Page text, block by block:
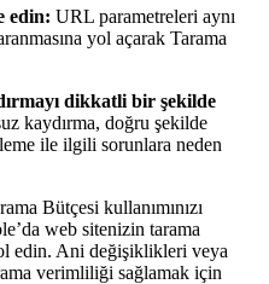
edin: URL parametreleri aynı
yol açarak Tarama
dikkatli bir şekilde
kaydırma, doğru şekilde
ile ilgili sorunlara neden
Bütçesi kullanımınızı
web sitenizin tarama
edin. Ani değişiklikleri veya
verimliliği sağlamak için